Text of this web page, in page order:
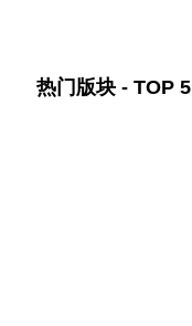
热门版块 - TOP 5